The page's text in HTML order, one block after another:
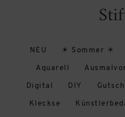
NEU ☀ Sommer ☀
Aquarell
Digital DIY
Kleckse